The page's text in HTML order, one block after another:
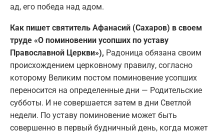
ад, его победа над адом.
Как пишет святитель Афанасий (Сахаров) в своем
труде «О поминовении усопших по уставу
Православной Церкви»), Радоница обязана своим
происхождением церковному правилу, согласно
которому Великим постом поминовение усопших
переносится на определенные дни — Родительские
субботы. И не совершается затем в дни Светлой
недели. По уставу поминовение может быть
совершенно в первый будничный день, когда может